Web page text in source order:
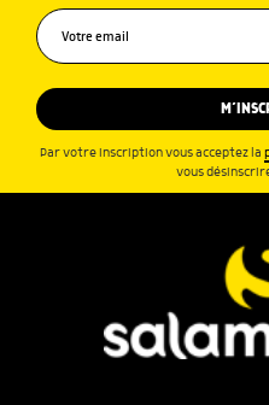
Par votre inscription vous acceptez la
vous